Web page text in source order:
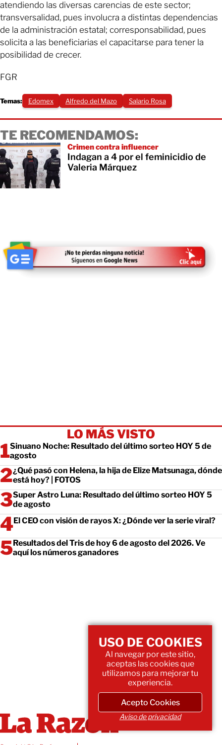
atendiendo las diversas carencias de este sector;
transversalidad, pues involucra a distintas dependencias
de la administración estatal; corresponsabilidad, pues
solicita a las beneficiarias el capacitarse para tener la
posibilidad de crecer.
FGR
Temas: Edomex Alfredo del Mazo Salario Rosa
TE RECOMENDAMOS:
Crimen contra influencer
Indagan a 4 por el feminicidio de
Valeria Márquez
LO MÁS VISTO
Sinuano Noche: Resultado del último sorteo HOY 5 de
agosto
¿Qué pasó con Helena, la hija de Elize Matsunaga, dónde
está hoy? | FOTOS
Super Astro Luna: Resultado del último sorteo HOY 5
de agosto
El CEO con visión de rayos X: ¿Dónde ver la serie viral?
Resultados del Tris de hoy 6 de agosto del 2026. Ve
aquí los números ganadores
USO DE COOKIES
Al navegar por este sitio,
aceptas las cookies que
utilizamos para mejorar tu
experiencia.
Acepto Cookies
Aviso de privacidad